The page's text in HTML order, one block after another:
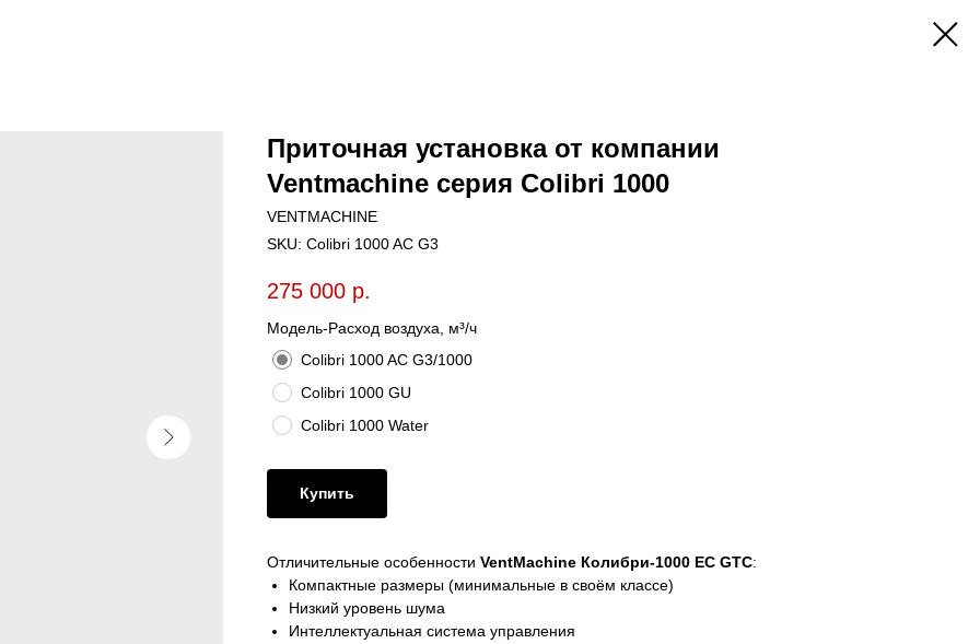
Приточная установка от компании
Ventmachine серия Colibri 1000
VENTMACHINE
SKU: Colibri 1000 AC G3
275 000 р.
Модель-Расход воздуха, м³/ч
Colibri 1000 AC G3/1000
Colibri 1000 GU
Colibri 1000 Water
Купить
Отличительные особенности VentMachine Колибри-1000 EC GTC:
Компактные размеры (минимальные в своём классе)
Низкий уровень шума
Интеллектуальная система управления